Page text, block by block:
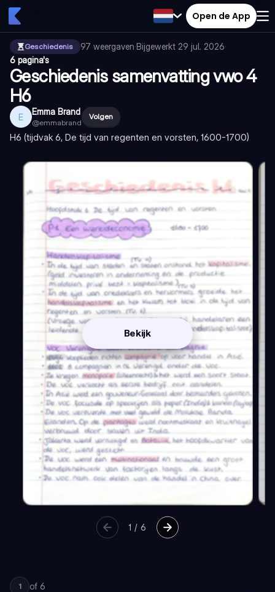
Open de App
Geschiedenis 97 weergaven·Bijgewerkt 29 jul. 2026·
6 pagina's
Geschiedenis samenvatting vwo 4
H6
E Emma Brand
@emmabrand
Volgen
H6 (tijdvak 6, De tijd van regenten en vorsten, 1600-1700)
Bekijk
1 /6
1 of 6